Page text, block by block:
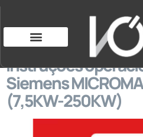
Instruções
Siemens
(7,5KW-250KW)